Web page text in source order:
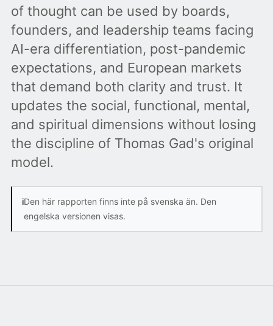
of thought can be used by boards,
founders, and leadership teams facing
AI-era differentiation, post-pandemic
expectations, and European markets
that demand both clarity and trust. It
updates the social, functional, mental,
and spiritual dimensions without losing
the discipline of Thomas Gad's original
model.
iDen här rapporten finns inte på svenska än. Den
engelska versionen visas.